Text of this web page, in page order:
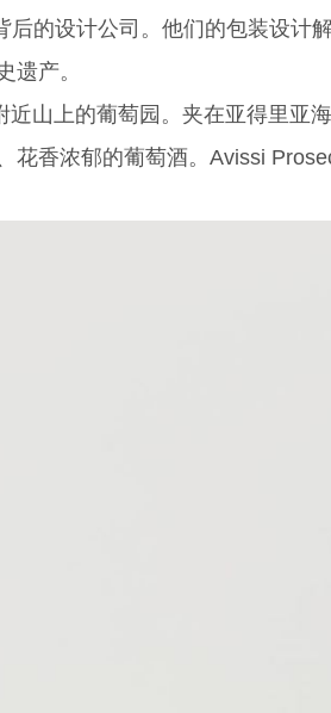
后的设计公司 。他们的包装设计
遗产。
山上的葡萄园。夹在亚得里亚
花香浓郁的葡萄酒。Avissi